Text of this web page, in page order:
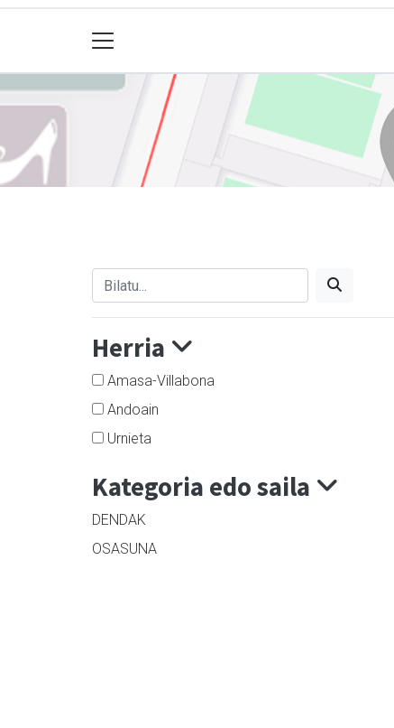
Herria
Amasa-Villabona
Andoain
Urnieta
Kategoria edo saila
DENDAK
OSASUNA